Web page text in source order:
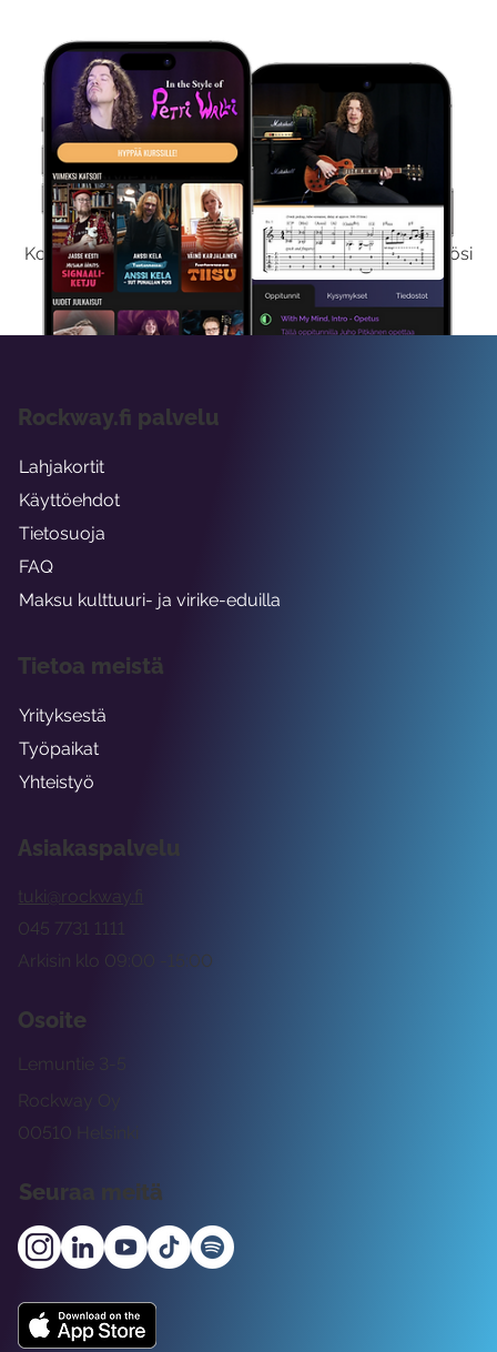
Kokeile Ilmaiseksi
Kokeilemalla ilmaiseksi saat koko sisältömme käyttöösi
viikon ajaksi.
Asiakaspalvelu
tuki@rockway.fi
Arkisin klo 09:00 -15:00
045 7731 1111
Osoite
Rockway Oy
Lemuntie 3-5
00510 Helsinki
Seuraa meitä
Rockway.fi palvelu
Lahjakortit
Käyttöehdot
Tietosuoja
FAQ
Maksu kulttuuri- ja virike-eduilla
Tietoa meistä
Yrityksestä
Työpaikat
Yhteistyö